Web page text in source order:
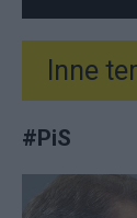
Inne
#PiS